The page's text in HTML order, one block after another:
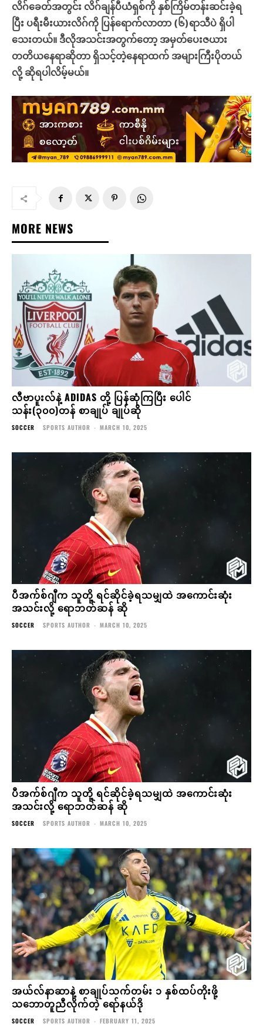
လိဂ်ခေတ်အတွင်း လိဂ်ချန်ပီယံရှစ်ကို နှစ်ကြိမ်တန်းဆင်းခဲ့ရ
ပြီး ပရီးမီးယားလိဂ်ကို ပြန်ရောက်လာတာ (၆)ရာသီပဲ ရှိပါ
သေးတယ်။ ဒီလိုအသင်းအတွက်တော့ အမှတ်ပေးဇယား
တတိယနေရာဆိုတာ ရှိသင့်တဲ့နေရာထက် အများကြီးပိုတယ်
လို့ ဆိုရပါလိမ့်မယ်။
MORE NEWS
လီဗာပူးလ်နဲ့ ADIDAS တို့ ပြန်ဆုံကြပြီး ပေါင်
သန်း(၃၀၀)တန် စာချုပ် ချုပ်ဆို
SOCCER SPORTS AUTHOR - MARCH 10, 2025
ပီအက်စ်ဂျီက သူတို့ ရင်ဆိုင်ခဲ့ရသမျှထဲ အကောင်းဆုံး
အသင်းလို့ ရောဘတ်ဆန် ဆို
SOCCER SPORTS AUTHOR - MARCH 10, 2025
ပီအက်စ်ဂျီက သူတို့ ရင်ဆိုင်ခဲ့ရသမျှထဲ အကောင်းဆုံး
အသင်းလို့ ရောဘတ်ဆန် ဆို
SOCCER SPORTS AUTHOR - MARCH 10, 2025
အယ်လ်နာဆာနဲ့ စာချုပ်သက်တမ်း ၁ နှစ်ထပ်တိုးဖို့
သဘောတူညီလိုက်တဲ့ ရော်နယ်ဒို
SOCCER SPORTS AUTHOR - FEBRUARY 11, 2025